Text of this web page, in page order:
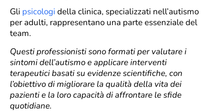
Gli psicologi della clinica, specializzati nell’autismo
per adulti, rappresentano una parte essenziale del
team.
Questi professionisti sono formati per valutare i
sintomi dell’autismo e applicare interventi
terapeutici basati su evidenze scientifiche, con
l’obiettivo di migliorare la qualità della vita dei
pazienti e la loro capacità di affrontare le sfide
quotidiane.